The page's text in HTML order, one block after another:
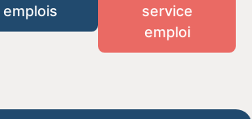
emplois
service
emploi